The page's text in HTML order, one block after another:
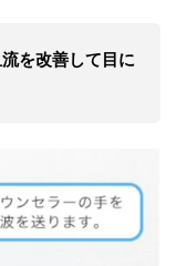
を改善して目に